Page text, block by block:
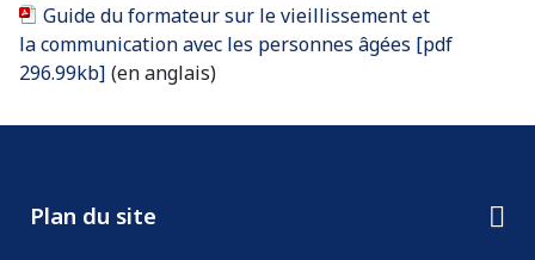
Guide du formateur sur le vieillissement et
la communication avec les personnes âgées [pdf
296.99kb] (en anglais)